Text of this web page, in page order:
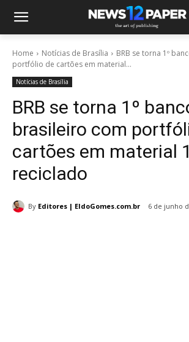
Home Notícias de Brasília
BRB se torna 1º
portfólio de cartões em material...
Notícias de Brasília
BRB se torna 1º
brasileiro com
cartões em material
reciclado
By Editores | EldoGomes.com.br 6 de junho